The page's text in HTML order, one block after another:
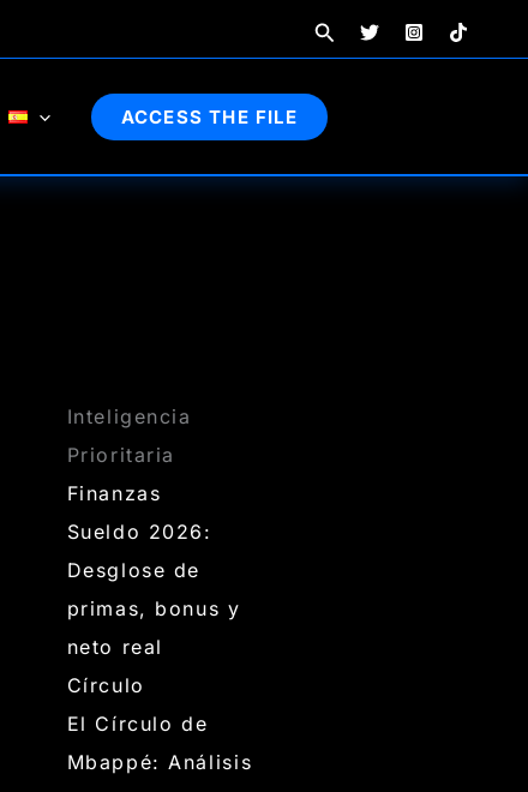
Buscar
ACCESS THE FILE
Inteligencia
Prioritaria
Finanzas
Sueldo 2026:
Desglose de
primas, bonus y
neto real
Círculo
El Círculo de
Mbappé: Análisis